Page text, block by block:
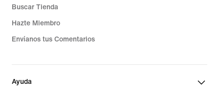
Buscar Tienda
Hazte Miembro
Envíanos tus Comentarios
Ayuda